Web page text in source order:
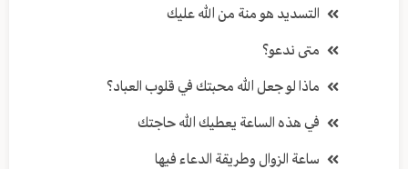
التسديد هو منة من الله عليك
متى ندعو؟
ماذا لو جعل الله محبتك في قلوب العباد؟
في هذه الساعة يعطيك الله حاجتك
ساعة الزوال وطريقة الدعاء فيها